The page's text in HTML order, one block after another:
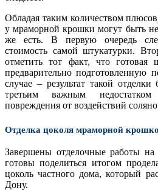
Обладая таким количеством
у мраморной крошки могут быть
же есть. В первую очередь
стоимость самой штукатурки.
отметить тот факт, что готовая
предварительно подготовленную
случае – результат такой
третьим важным недостатком
повреждения от воздействий
Отделка цоколя мраморной
Завершены отделочные работы
готовы поделиться итогом
цоколь частного дома, который
Дону.